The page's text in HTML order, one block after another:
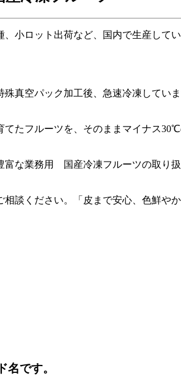
小ロット出荷など、国内で生産して
真空パック加工後、急速冷凍してい
てたフルーツを、そのままマイナス30℃
富な業務用 国産冷凍フルーツの取り
談ください。 「皮まで安心、色鮮やか
です。